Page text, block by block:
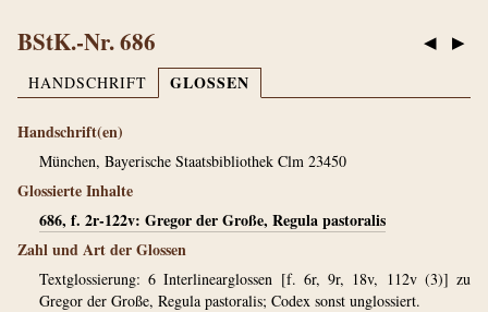
◀ ▶
BStK.-Nr. 686
HANDSCHRIFT GLOSSEN
Handschrift(en)
München, Bayerische Staatsbibliothek Clm 23450
Glossierte Inhalte
686, f. 2r-122v: Gregor der Große, Regula pastoralis
Zahl und Art der Glossen
Textglossierung: 6 Interlinearglossen [f. 6r, 9r, 18v, 112v (3)] zu
Gregor der Große, Regula pastoralis; Codex sonst unglossiert.